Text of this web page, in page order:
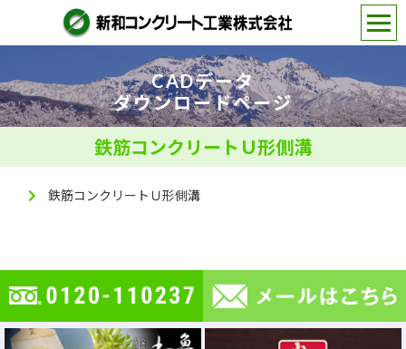
CADデータ
ダウンロードページ
鉄筋コンクリートＵ形側溝
鉄筋コンクリートＵ形側溝